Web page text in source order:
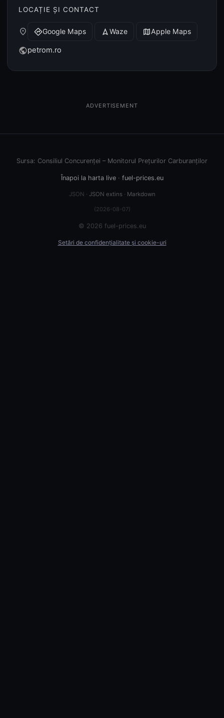
LOCAȚIE ȘI CONTACT
place directionsGoogle Maps navigation Waze mapApple Maps
publicpetrom.ro
ADVERTISEMENT
Sursa: Consiliul Concurenței – Monitorul Prețurilor Carburanților
Înapoi la harta live· fuel-prices.eu
JSON · JSON extins· Markdown
(2026-08-07)
© 2026 fuel-prices.eu
Setări de confidențialitate și cookie-uri